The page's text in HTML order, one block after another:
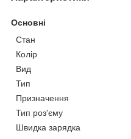
Основні
Стан
Колір
Вид
Тип
Призначення
Тип роз'єму
Швидка зарядка